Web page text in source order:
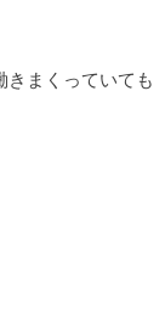
まくっていても